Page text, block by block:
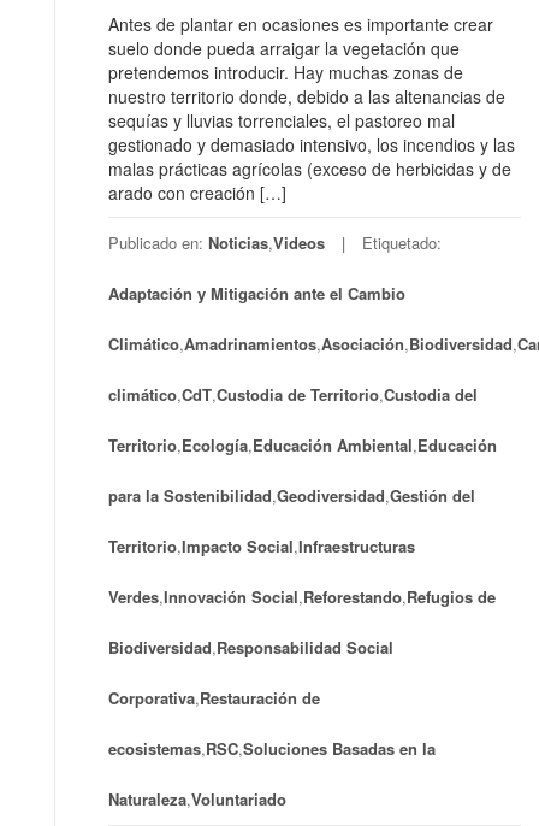
Antes de plantar en ocasiones es importante crear
suelo donde pueda arraigar la vegetación que
pretendemos introducir. Hay muchas zonas de
nuestro territorio donde, debido a las altenancias de
sequías y lluvias torrenciales, el pastoreo mal
gestionado y demasiado intensivo, los incendios y las
malas prácticas agrícolas (exceso de herbicidas y de
arado con creación […]
Publicado en: Noticias,Videos Etiquetado:
Adaptación y Mitigación ante el Cambio
Climático,Amadrinamientos,Asociación,Biodiversidad,
climático,CdT,Custodia de Territorio,Custodia del
Territorio,Ecología,Educación Ambiental,Educación
para la Sostenibilidad,Geodiversidad,Gestión del
Territorio,Impacto Social,Infraestructuras
Verdes,Innovación Social,Reforestando,Refugios de
Biodiversidad,Responsabilidad Social
Corporativa,Restauración de
ecosistemas,RSC,Soluciones Basadas en la
Naturaleza,Voluntariado